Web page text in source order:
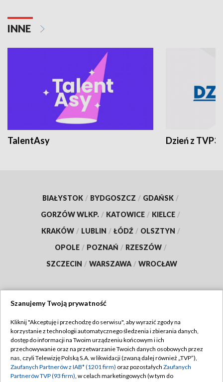
INNE
TalentAsy Dzień z TVP3
BIAŁYSTOK / BYDGOSZCZ / GDAŃSK /
GORZÓW WLKP. / KATOWICE / KIELCE /
KRAKÓW / LUBLIN / ŁÓDŹ / OLSZTYN /
OPOLE / POZNAŃ / RZESZÓW /
SZCZECIN / WARSZAWA / WROCŁAW
TVP
Abonament TVP
Emisja w TVP
Regulamin TVP
Polityka prywatności
Szanujemy Twoją prywatność
Kliknij "Akceptuję i przechodzę do serwisu", aby wyrazić zgody na
korzystanie z technologii automatycznego śledzenia i zbierania danych,
dostęp do informacji na Twoim urządzeniu końcowym i ich
przechowywanie oraz na przetwarzanie Twoich danych osobowych przez
nas, czyli Telewizję Polską S.A. w likwidacji (zwaną dalej również „TVP”),
Zaufanych Partnerów z IAB* (1201 firm) oraz pozostałych Zaufanych
Partnerów TVP (93 firm), w celach marketingowych (w tym do